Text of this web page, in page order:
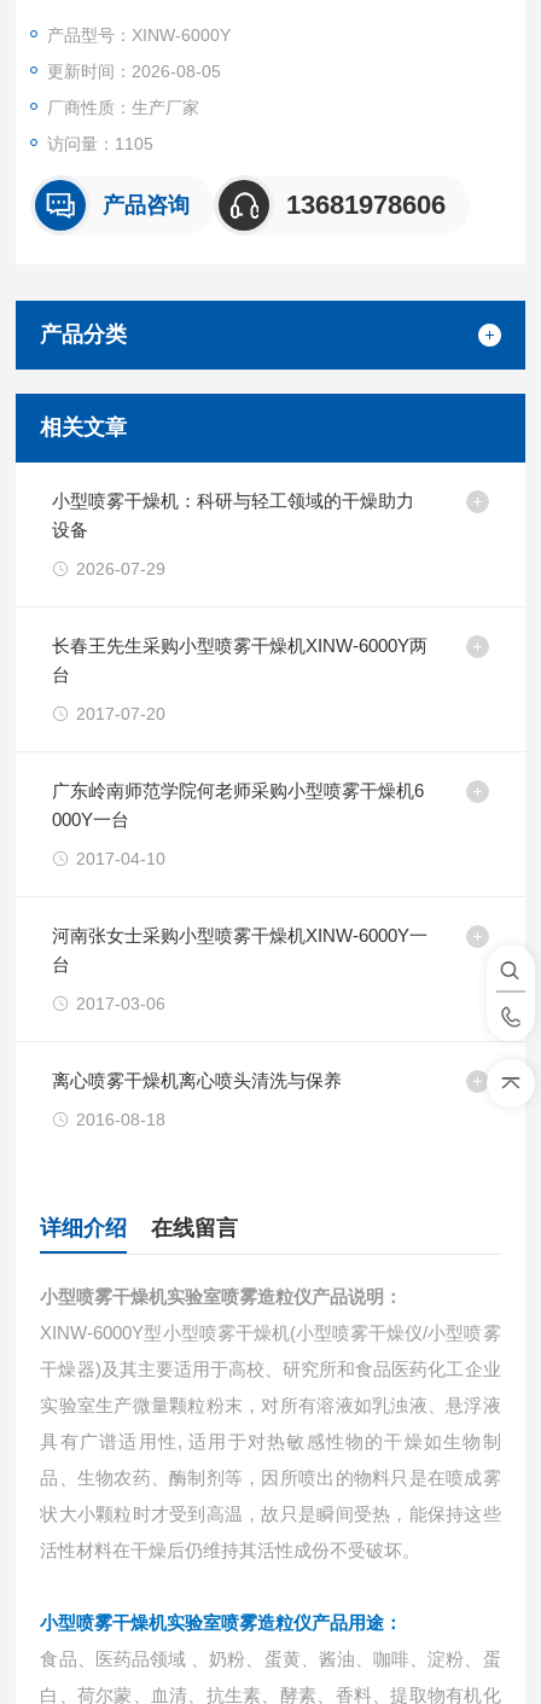
行调整，可方便切换至手动状态，整个实验过程彩色触摸屏动态
显示（动画）●设有喷咀清洁器（通针），在喷咀被堵塞时，会
自动清除，通针的频率可自动调整。
产品型号：XINW-6000Y
更新时间：2026-08-05
厂商性质：生产厂家
访问量：1105
产品咨询 13681978606
产品分类
相关文章
小型喷雾干燥机：科研与轻工领域的干燥助力
设备
2026-07-29
长春王先生采购小型喷雾干燥机XINW-6000Y两
台
2017-07-20
广东岭南师范学院何老师采购小型喷雾干燥机6
000Y一台
2017-04-10
河南张女士采购小型喷雾干燥机XINW-6000Y一
台
2017-03-06
离心喷雾干燥机离心喷头清洗与保养
2016-08-18
详细介绍 在线留言
小型喷雾干燥机实验室喷雾造粒仪产品说明：
XINW-6000Y型小型喷雾干燥机(小型喷雾干燥仪/小型喷雾
干燥器)及其主要适用于高校、研究所和食品医药化工企业
实验室生产微量颗粒粉末，对所有溶液如乳浊液、悬浮液
具有广谱适用性, 适用于对热敏感性物的干燥如生物制
品、生物农药、酶制剂等，因所喷出的物料只是在喷成雾
状大小颗粒时才受到高温，故只是瞬间受热，能保持这些
活性材料在干燥后仍维持其活性成份不受破坏。
小型喷雾干燥机实验室喷雾造粒仪产品用途：
食品、医药品领域 、奶粉、蛋黄、酱油、咖啡、淀粉、蛋
白、荷尔蒙、血清、抗生素、酵素、香料、提取物有机化